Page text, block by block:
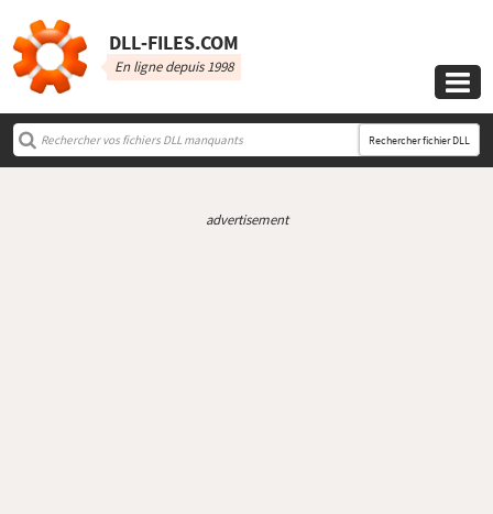
DLL‑FILES.COM
En ligne depuis 1998

Rechercher fichier DLL
advertisement